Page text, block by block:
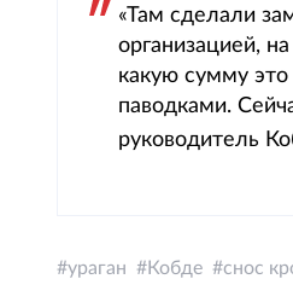
«Там сделали
организацией,
какую сумму
паводками.
руководитель
ураган Кобде снос